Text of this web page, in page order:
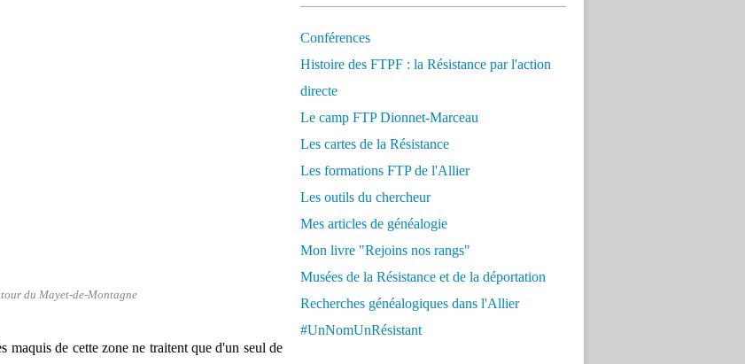
du Mayet-de-Montagne
maquis de cette zone ne traitent que d'un seul de
Conférences
Histoire des FTPF : la Résistance par l'action
directe
Le camp FTP Dionnet-Marceau
Les cartes de la Résistance
Les formations FTP de l'Allier
Les outils du chercheur
Mes articles de généalogie
Mon livre "Rejoins nos rangs"
Musées de la Résistance et de la déportation
Recherches généalogiques dans l'Allier
#UnNomUnRésistant